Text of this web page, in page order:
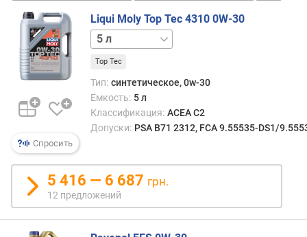
п
о
п
о
у
л
р
н
с
Спросить
Liqui Moly Top Tec 4310 0W-30
1 л
Top Tec
Тип: синтетическое, 0w-30
Емкость: 5 л
Классификация: ACEA C2
Допуски: PSA B71 2312, FCA 9.55535-DS1/
5 416 — 6 687 грн.
12 предложений